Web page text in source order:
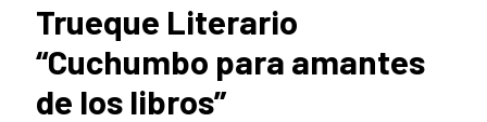
Trueque Literario
“Cuchumbo para amantes
de los libros”